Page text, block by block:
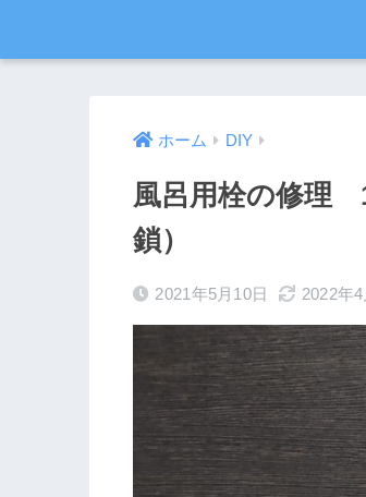
ホーム DIY
風呂用栓の修理
鎖）
2021年5月10日 2022年4